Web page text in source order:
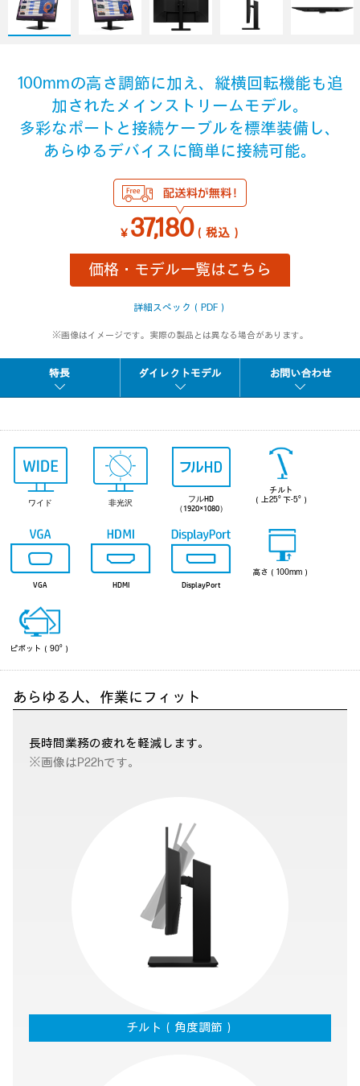
100mmの高さ調節に加え、縦横回転機能も追
加されたメインストリームモデル。
多彩なポートと接続ケーブルを標準装備し、
あらゆるデバイスに簡単に接続可能。
￥ 37,180（税込）
価格・モデル一覧はこちら
詳細スペック（PDF）
※画像はイメージです。実際の製品とは異なる場合があります。
特長 ダイレクトモデル お問い合わせ
ワイド 非光沢
フルHD
（1920×1080）
チルト
（上25° 下-5°）
VGA HDMI DisplayPort
高さ（100mm）
ピポット（90°）
あらゆる人、作業にフィット
長時間業務の疲れを軽減します。
※画像はP22hです。
チルト（角度調節）